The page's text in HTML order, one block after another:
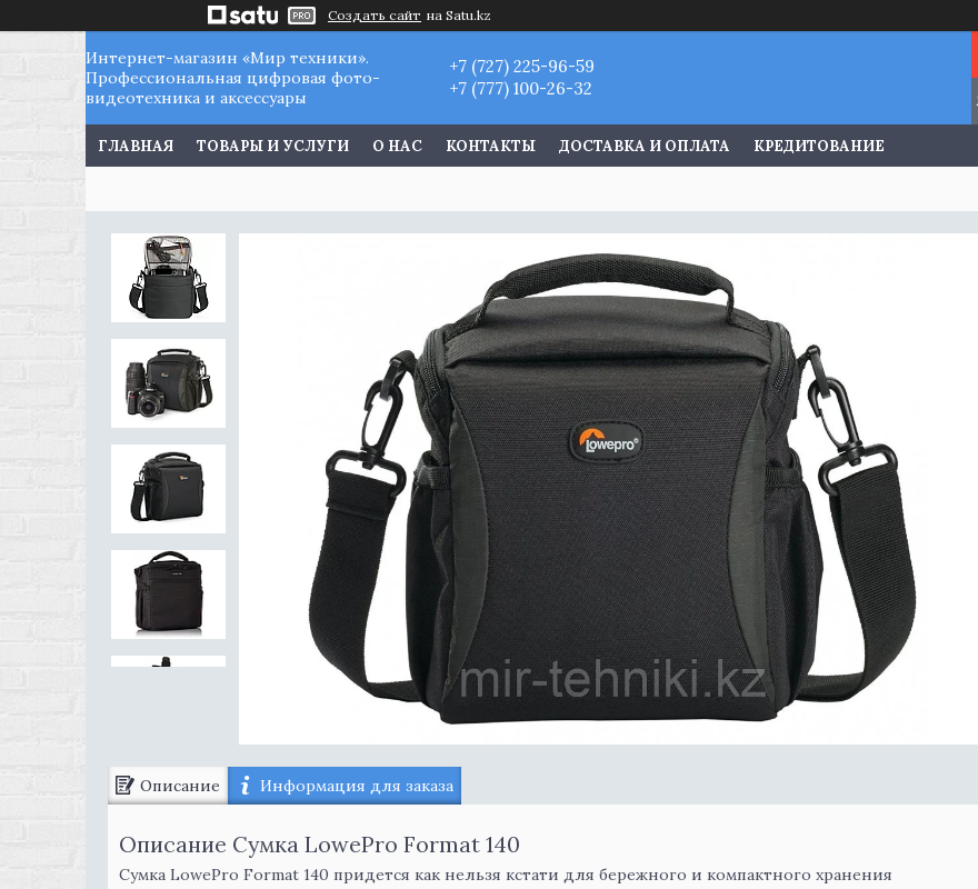
Создать сайт на Satu.kz
Интернет-магазин «Мир техники».
Профессиональная цифровая фото-
видеотехника и аксессуары
+7 (727) 225-96-59
+7 (777) 100-26-32
ГЛАВНАЯ ТОВАРЫ И УСЛУГИ О НАС КОНТАКТЫ ДОСТАВКА И ОПЛАТА КРЕДИТОВАНИЕ
Описание Информация для заказа
Описание Сумка LowePro Format 140
Сумка LowePro Format 140 придется как нельзя кстати для бережного и компактного хранения